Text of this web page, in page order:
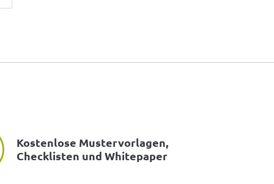
Kostenlose Mustervorlagen,
Checklisten und Whitepaper